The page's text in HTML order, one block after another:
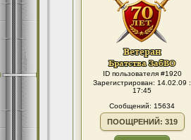
ID пользователя #1920
Зарегистрирован: 14.02.09 :
17:45
Сообщений: 15634
ПООЩРЕНИЙ: 319